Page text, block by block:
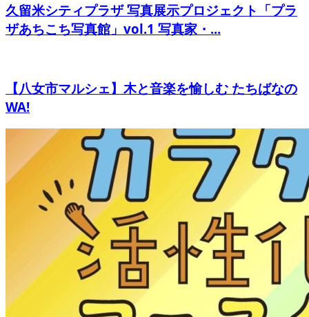
久留米シティプラザ 写真展示プロジェクト「プラ
ザあちこち写真館」vol.1 写真家・...
【八女市マルシェ】木と音楽を愉しむ たちばなの
WA!